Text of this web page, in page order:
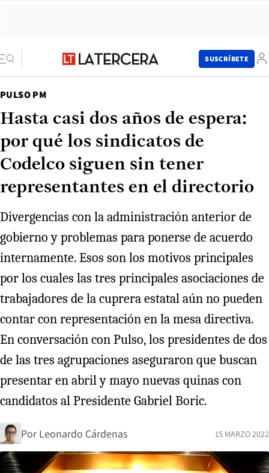
SUSCRÍBETE
PULSO PM
Hasta casi dos años de espera:
por qué los sindicatos de
Codelco siguen sin tener
representantes en el directorio
Divergencias con la administración anterior de
gobierno y problemas para ponerse de acuerdo
internamente. Esos son los motivos principales
por los cuales las tres principales asociaciones de
trabajadores de la cuprera estatal aún no pueden
contar con representación en la mesa directiva.
En conversación con Pulso, los presidentes de dos
de las tres agrupaciones aseguraron que buscan
presentar en abril y mayo nuevas quinas con
candidatos al Presidente Gabriel Boric.
Por Leonardo Cárdenas 15 MARZO 2022